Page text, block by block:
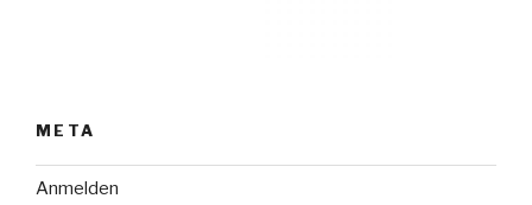
META
Anmelden